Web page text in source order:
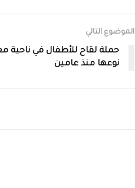
الموضوع التالي
حملة لقاح للأطفال في ناحية
نوعها منذ عامين